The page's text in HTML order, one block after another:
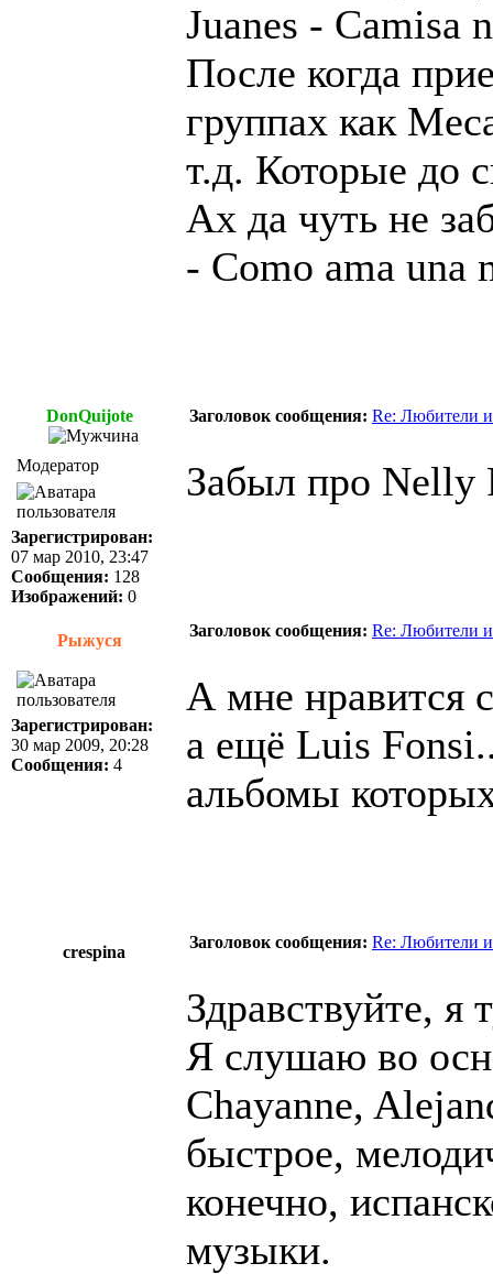
Juanes - Camisa
После когда
группах как
т.д. Которые до
Ах да чуть не
- Como ama una
DonQuijote Заголовок сообщения: Re: Любители
Модератор
Зарегистрирован:
07 мар 2010, 23:47
Сообщения: 128
Изображений: 0
Забыл про Nelly
Рыжуся
Заголовок сообщения: Re: Любители
Зарегистрирован:
30 мар 2009, 20:28
Сообщения: 4
А мне нравится
а ещё Luis
альбомы
crespina
Заголовок сообщения: Re: Любители
Здравствуйте, я
Я слушаю во
Chayanne,
быстрое,
конечно,
музыки.